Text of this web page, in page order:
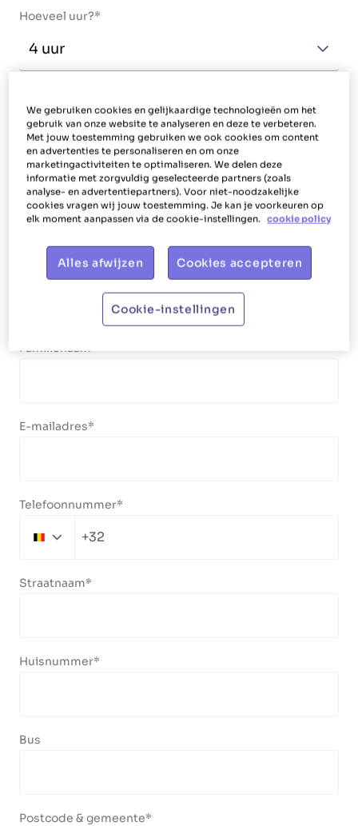
Hoeveel uur?
Poetsen
Strijken
Maaltijden bereiden
Boodschappen doen
Voornaam
Familienaam
E-mailadres
Telefoonnummer
Belgium+32
Straatnaam
Huisnummer
Bus
Postcode & gemeente
We gebruiken cookies en gelijkaardige technologieën om het
gebruik van onze website te analyseren en deze te verbeteren.
Met jouw toestemming gebruiken we ook cookies om content
en advertenties te personaliseren en om onze
marketingactiviteiten te optimaliseren. We delen deze
informatie met zorgvuldig geselecteerde partners (zoals
analyse- en advertentiepartners). Voor niet-noodzakelijke
cookies vragen wij jouw toestemming. Je kan je voorkeuren op
elk moment aanpassen via de cookie-instellingen. cookie policy
Alles afwijzen Cookies accepteren
Cookie-instellingen